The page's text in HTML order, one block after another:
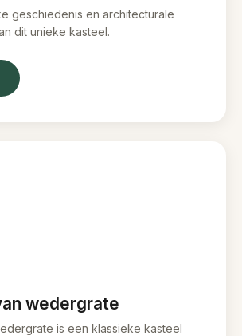
geschiedenis en architecturale
dit unieke kasteel.
wedergrate
is een klassieke kasteel